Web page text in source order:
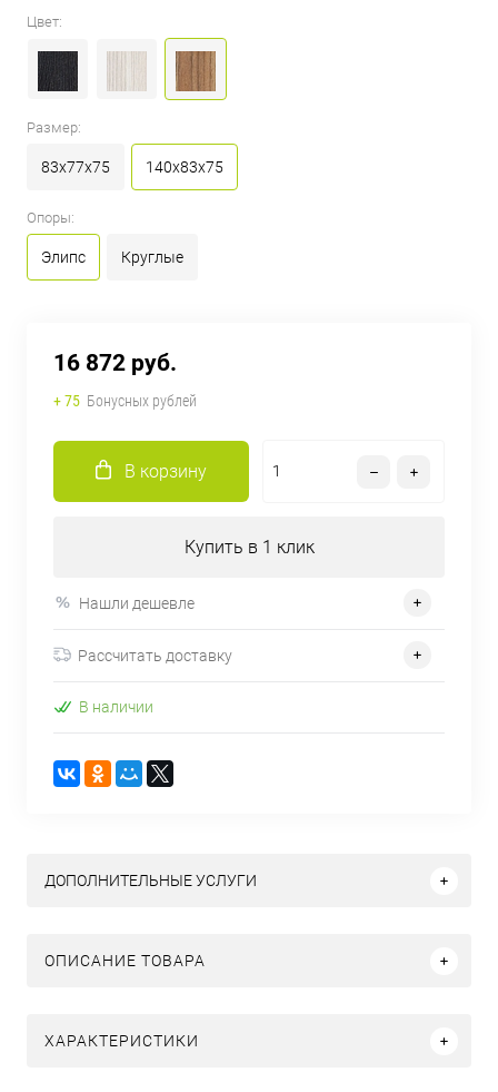
Цвет:
Размер:
83x77x75 140x83x75
Опоры:
Элипс Круглые
16 872 руб.
+ 75 Бонусных рублей
В корзину
Купить в 1 клик
Нашли дешевле
Рассчитать доставку
В наличии
ДОПОЛНИТЕЛЬНЫЕ УСЛУГИ
ОПИСАНИЕ ТОВАРА
ХАРАКТЕРИСТИКИ